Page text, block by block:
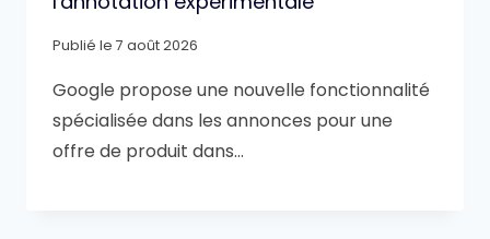
Publié le 7 août 2026
Google propose une nouvelle fonctionnalité
spécialisée dans les annonces pour une
offre de produit dans…